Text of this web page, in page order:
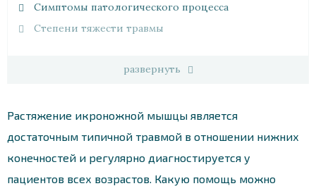
Симптомы патологического процесса
Степени тяжести травмы
развернуть
Растяжение икроножной мышцы является
достаточным типичной травмой в отношении нижних
конечностей и регулярно диагностируется у
пациентов всех возрастов. Какую помощь можно